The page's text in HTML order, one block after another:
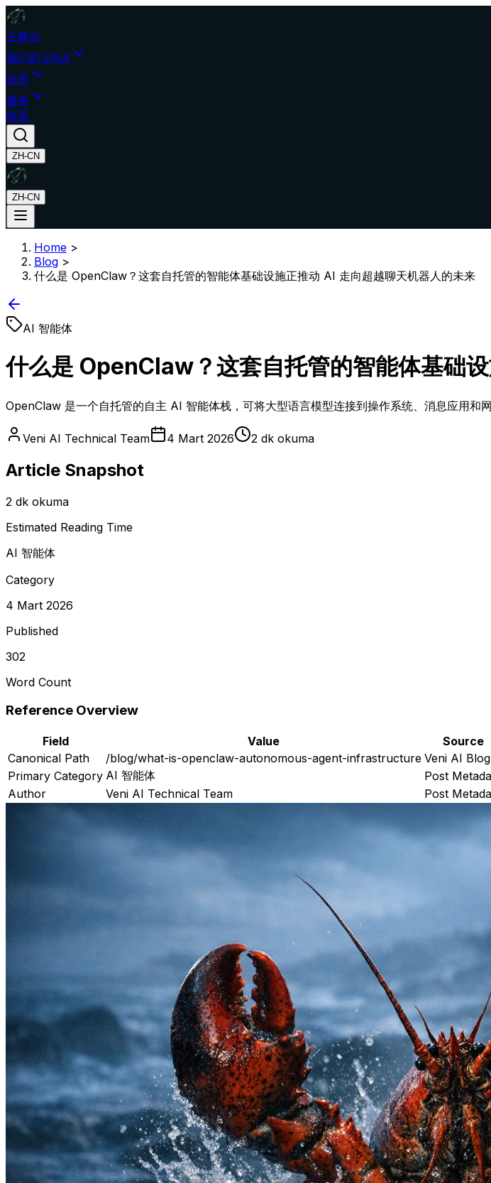
主舞台
我们的 DNA
应用
服务
联系
ZH-CN
ZH-CN
Home >
Blog >
什么是 OpenClaw？这套自托管的智能体基础设施正推动 AI 走向超越聊天机器人的未来
AI 智能体
什么是 OpenClaw？这套自托管的智能体基础
OpenClaw 是一个自托管的自主 AI 智能体栈，可将大型语言模型连接到操作系统、消息应用和
Veni AI Technical Team 4 Mart 2026 2 dk okuma
Article Snapshot
2 dk okuma
Estimated Reading Time
AI 智能体
Category
4 Mart 2026
Published
302
Word Count
Reference Overview
Field Value
Source
Canonical Path
/blog/what-is-openclaw-autonomous-agent-infrastructure Veni AI Blog
Primary Category AI 智能体
Post
Author
Veni AI Technical Team Post